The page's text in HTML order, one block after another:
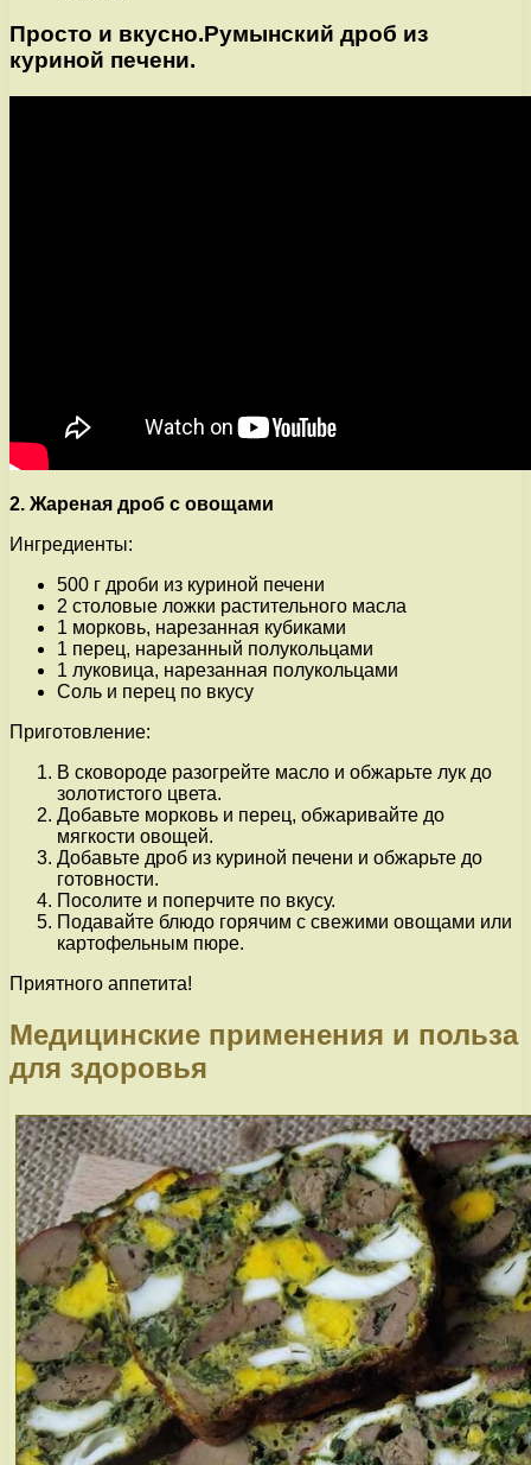
Просто и вкусно.Румынский дроб из
куриной печени.
2. Жареная дроб с овощами
Ингредиенты:
500 г дроби из куриной печени
2 столовые ложки растительного масла
1 морковь, нарезанная кубиками
1 перец, нарезанный полукольцами
1 луковица, нарезанная полукольцами
Соль и перец по вкусу
Приготовление:
В сковороде разогрейте масло и обжарьте лук до
золотистого цвета.
Добавьте морковь и перец, обжаривайте до
мягкости овощей.
Добавьте дроб из куриной печени и обжарьте до
готовности.
Посолите и поперчите по вкусу.
Подавайте блюдо горячим с свежими овощами или
картофельным пюре.
Приятного аппетита!
Медицинские применения и польза
для здоровья